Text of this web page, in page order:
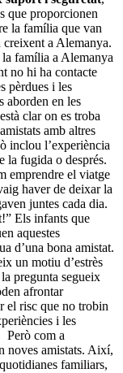
que proporcionen
la família que van
a Alemanya.
la família a Alemanya
no hi ha contacte
pèrdues i les
aborden en les
clar on es troba
amb altres
inclou l’experiència
la fugida o després.
emprendre el viatge
haver de deixar la
juntes cada dia.
Els infants que
aquestes
d’una bona amistat.
un motiu d’estrès
pregunta segueix
afrontar
el risc que no trobin
i les
Però com a
noves amistats. Així,
familiars,